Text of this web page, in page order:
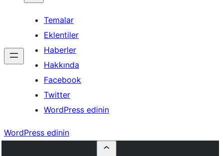
Temalar
Eklentiler
Haberler
Hakkında
Facebook
Twitter
WordPress edinin
WordPress edinin